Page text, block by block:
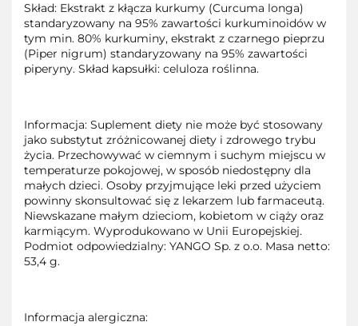
Skład: Ekstrakt z kłącza kurkumy (Curcuma longa)
standaryzowany na 95% zawartości kurkuminoidów w
tym min. 80% kurkuminy, ekstrakt z czarnego pieprzu
(Piper nigrum) standaryzowany na 95% zawartości
piperyny. Skład kapsułki: celuloza roślinna.
Informacja: Suplement diety nie może być stosowany
jako substytut zróżnicowanej diety i zdrowego trybu
życia. Przechowywać w ciemnym i suchym miejscu w
temperaturze pokojowej, w sposób niedostępny dla
małych dzieci. Osoby przyjmujące leki przed użyciem
powinny skonsultować się z lekarzem lub farmaceutą.
Niewskazane małym dzieciom, kobietom w ciąży oraz
karmiącym. Wyprodukowano w Unii Europejskiej.
Podmiot odpowiedzialny: YANGO Sp. z o.o. Masa netto:
53,4 g.
Informacja alergiczna: